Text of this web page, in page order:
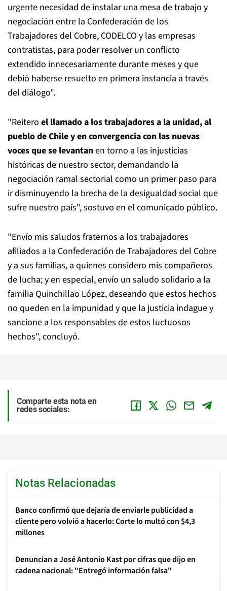
urgente necesidad de instalar una mesa de trabajo y
negociación entre la Confederación de los
Trabajadores del Cobre, CODELCO y las empresas
contratistas, para poder resolver un conflicto
extendido innecesariamente durante meses y que
debió haberse resuelto en primera instancia a través
del diálogo".
"Reitero el llamado a los trabajadores a la unidad, al
pueblo de Chile y en convergencia con las nuevas
voces que se levantanen torno a las injusticias
históricas de nuestro sector, demandando la
negociación ramal sectorial como un primer paso para
ir disminuyendo la brecha de la desigualdad social que
sufre nuestro país", sostuvo en el comunicado público.
"Envío mis saludos fraternos a los trabajadores
afiliados a la Confederación de Trabajadores del Cobre
y a sus familias, a quienes considero mis compañeros
de lucha; y en especial, envío un saludo solidario a la
familia Quinchillao López, deseando que estos hechos
no queden en la impunidad y que la justicia indague y
sancione a los responsables de estos luctuosos
hechos", concluyó.
Comparte esta nota en
redes sociales:
Notas Relacionadas
Banco confirmó que dejaría de enviarle publicidad a
cliente pero volvió a hacerlo: Corte lo multó con $4,3
millones
Denuncian a José Antonio Kast por cifras que dijo en
cadena nacional: "Entregó información falsa"